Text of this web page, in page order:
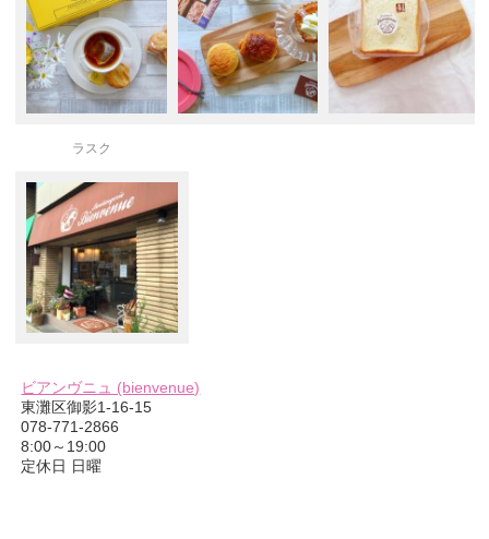
ラスク
ビアンヴニュ (bienvenue)
東灘区御影1-16-15
078-771-2866
8:00～19:00
定休日 日曜